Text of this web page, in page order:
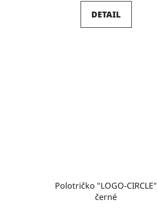
DETAIL
Polotričko "LOGO-CIRCLE"
černé